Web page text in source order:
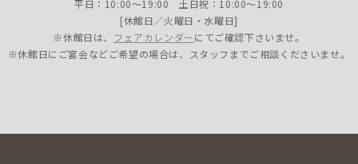
平日：10:00〜19:00 土日祝：10:00〜19:00
[休館日／火曜日・水曜日]
※休館日は、 フェアカレンダーにてご確認下さいませ。
※休館日にご宴会などご希望の場合は、スタッフまでご相談くださいませ。